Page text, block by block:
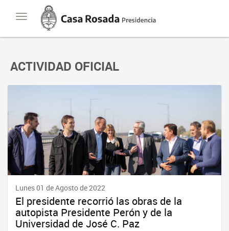
Toggle
navigation
Casa
Rosada
Presidencia
de
ACTIVIDAD OFICIAL
Lunes 01 de Agosto de 2022
El presidente recorrió las obras de la
autopista Presidente Perón y de la
Universidad de José C. Paz